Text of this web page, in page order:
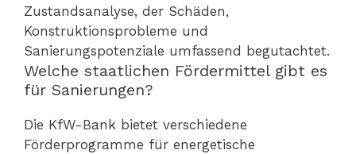
Zustandsanalyse, der Schäden,
Konstruktionsprobleme und
Sanierungspotenziale umfassend begutachtet.
Welche staatlichen Fördermittel gibt es
für Sanierungen?
Die KfW-Bank bietet verschiedene
Förderprogramme für energetische